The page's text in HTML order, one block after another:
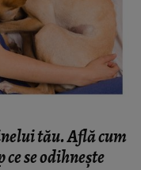
tău. Află cum
se odihnește